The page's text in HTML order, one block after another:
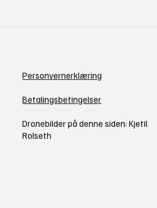
Personvernerklæring
Betalingsbetingelser
Dronebilder på denne siden: Kjetil
Rolseth